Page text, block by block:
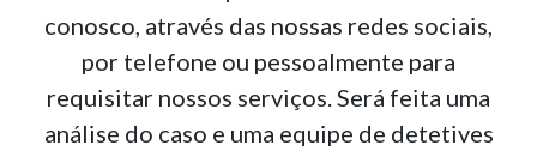
conosco, através das nossas redes sociais,
por telefone ou pessoalmente para
requisitar nossos serviços. Será feita uma
análise do caso e uma equipe de detetives